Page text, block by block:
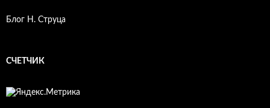
Блог Н. Струца
СЧЕТЧИК